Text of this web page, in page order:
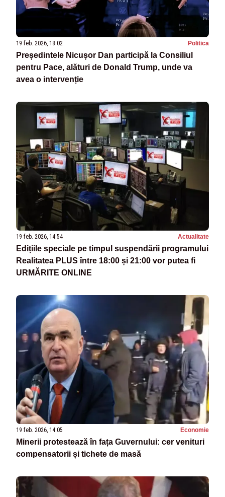
19 feb. 2026, 18:02 Politica
Președintele Nicușor Dan participă la Consiliul
pentru Pace, alături de Donald Trump, unde va
avea o intervenție
19 feb. 2026, 14:54 Actualitate
Edițiile speciale pe timpul suspendării programului
Realitatea PLUS între 18:00 și 21:00 vor putea fi
URMĂRITE ONLINE
19 feb. 2026, 14:05 Economie
Minerii protestează în fața Guvernului: cer venituri
compensatorii și tichete de masă